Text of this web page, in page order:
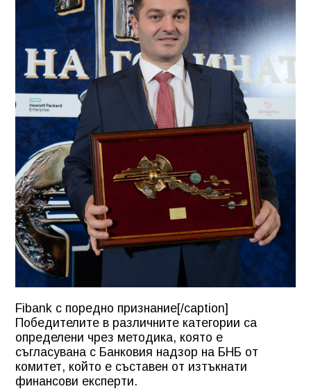
Fibank с поредно признание[/caption]
Победителите в различните категории са
определени чрез методика, която е
съгласувана с Банковия надзор на БНБ от
комитет, който е съставен от изтъкнати
финансови експерти.